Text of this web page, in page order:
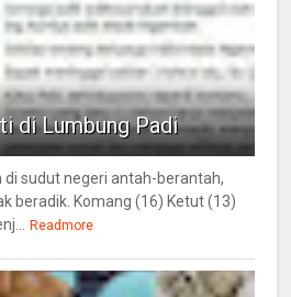
di Lumbung Padi
di sudut negeri antah-berantah,
beradik. Komang (16) Ketut (13)
Readmore